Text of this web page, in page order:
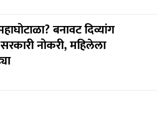
बनावट दिव्यांग
नोकरी, महिलेला